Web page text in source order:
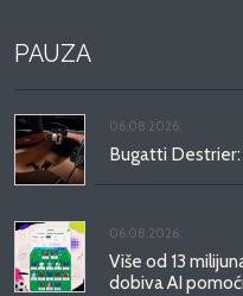
PAUZA
06.08.2026.
Bugatti
06.08.2026.
Više od 13
dobiva AI